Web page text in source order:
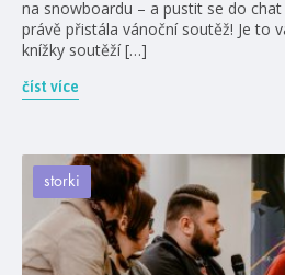
na snowboardu – a pustit se do
právě přistála vánoční soutěž! Je to
knížky soutěží […]
číst více
storki